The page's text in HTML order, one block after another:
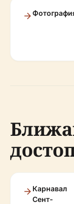
Карнавал
Сент-